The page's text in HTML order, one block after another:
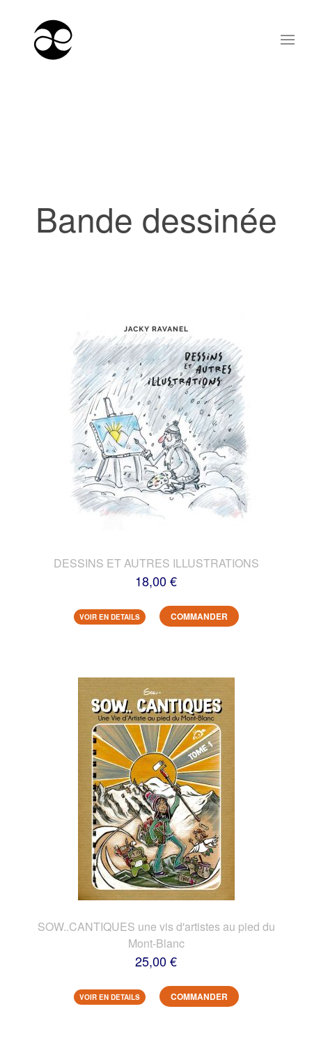
Bande dessinée
DESSINS ET AUTRES ILLUSTRATIONS
18,00 €
VOIR EN DETAILS COMMANDER
SOW..CANTIQUES une vis d'artistes au pied du
Mont-Blanc
25,00 €
VOIR EN DETAILS COMMANDER